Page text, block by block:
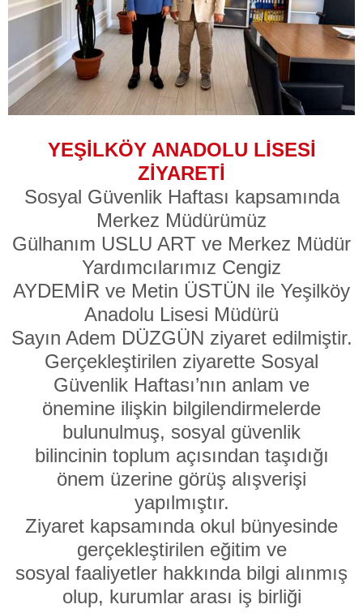
YEŞİLKÖY ANADOLU LİSESİ
ZİYARETİ
Sosyal Güvenlik Haftası kapsamında
Merkez Müdürümüz
Gülhanım USLU ART ve Merkez Müdür
Yardımcılarımız Cengiz
AYDEMİR ve Metin ÜSTÜN ile Yeşilköy
Anadolu Lisesi Müdürü
Sayın Adem DÜZGÜN ziyaret edilmiştir.
Gerçekleştirilen ziyarette Sosyal
Güvenlik Haftası’nın anlam ve
önemine ilişkin bilgilendirmelerde
bulunulmuş, sosyal güvenlik
bilincinin toplum açısından taşıdığı
önem üzerine görüş alışverişi
yapılmıştır.
Ziyaret kapsamında okul bünyesinde
gerçekleştirilen eğitim ve
sosyal faaliyetler hakkında bilgi alınmış
olup, kurumlar arası iş birliği